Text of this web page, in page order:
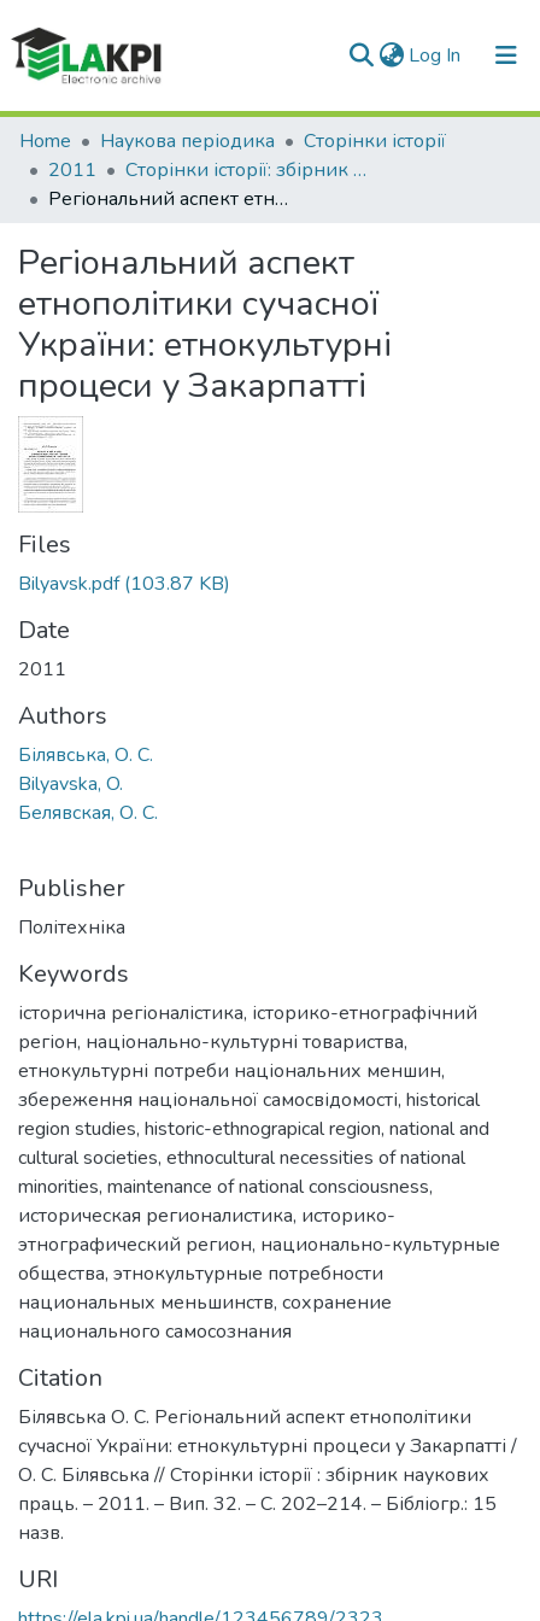
Log In (current)
Communities & Collections
All of DSpace
Home Наукова періодика
Сторінки історії
2011
Сторінки історії: збірник наукових праць, Вип. 32
Регіональний аспект етнополітики сучасної України: етнокультурні процеси у Закарпатті
Регіональний аспект
етнополітики сучасної
України: етнокультурні
процеси у Закарпатті
Files
Bilyavsk.pdf(103.87 KB)
Date
2011
Authors
Білявська, О. С.
Bilyavska, O.
Белявская, О. С.
Publisher
Політехніка
Keywords
історична регіоналістика, історико-етнографічний
регіон, національно-культурні товариства,
етнокультурні потреби національних меншин,
збереження національної самосвідомості, historical
region studies, historic-ethnograpical region, national and
cultural societies, ethnocultural necessities of national
minorities, maintenance of national consciousness,
историческая регионалистика, историко-
этнографический регион, национально-культурные
общества, этнокультурные потребности
национальных меньшинств, сохранение
национального самосознания
Citation
Білявська О. С. Регіональний аспект етнополітики
сучасної України: етнокультурні процеси у Закарпатті /
О. С. Білявська // Сторінки історії : збірник наукових
праць. – 2011. – Вип. 32. – С. 202–214. – Бібліогр.: 15
назв.
URI